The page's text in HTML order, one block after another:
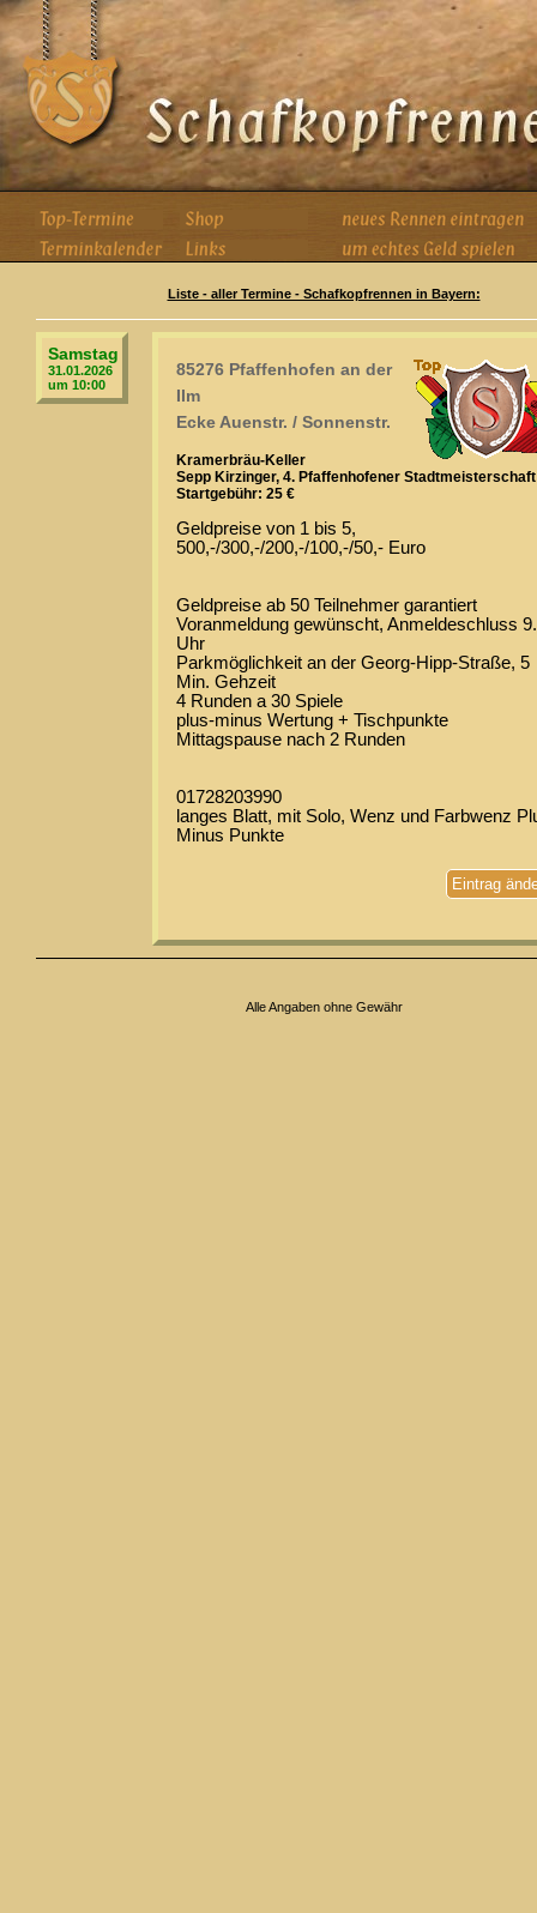
Liste - aller Termine - Schafkopfrennen in Bayern:
Samstag
31.01.2026
um 10:00
85276 Pfaffenhofen an der
Ilm
Ecke Auenstr. / Sonnenstr.
Kramerbräu-Keller
Sepp Kirzinger, 4. Pfaffenhofener Stadtmeisterschaft
Startgebühr: 25 €
Geldpreise von 1 bis 5,
500,-/300,-/200,-/100,-/50,- Euro
Geldpreise ab 50 Teilnehmer garantiert
Voranmeldung gewünscht, Anmeldeschluss
Uhr
Parkmöglichkeit an der Georg-Hipp-Straße, 5
Min. Gehzeit
4 Runden a 30 Spiele
plus-minus Wertung + Tischpunkte
Mittagspause nach 2 Runden
01728203990
langes Blatt, mit Solo, Wenz und Farbwenz
Minus Punkte
Eintrag
Alle Angaben ohne Gewähr